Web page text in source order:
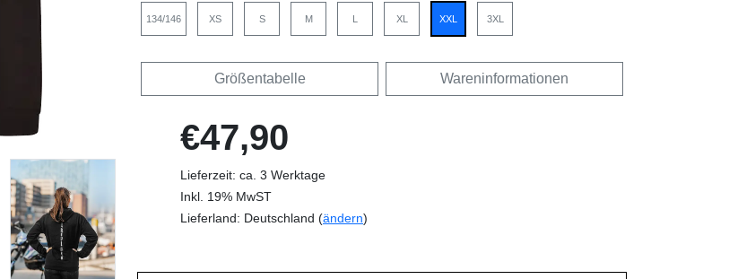
134/146 XS S M XL XXL 3XL
Größentabelle Wareninformationen
€47,90
Lieferzeit: ca. 3 Werktage
Inkl. 19% MwST
Lieferland: Deutschland (ändern)